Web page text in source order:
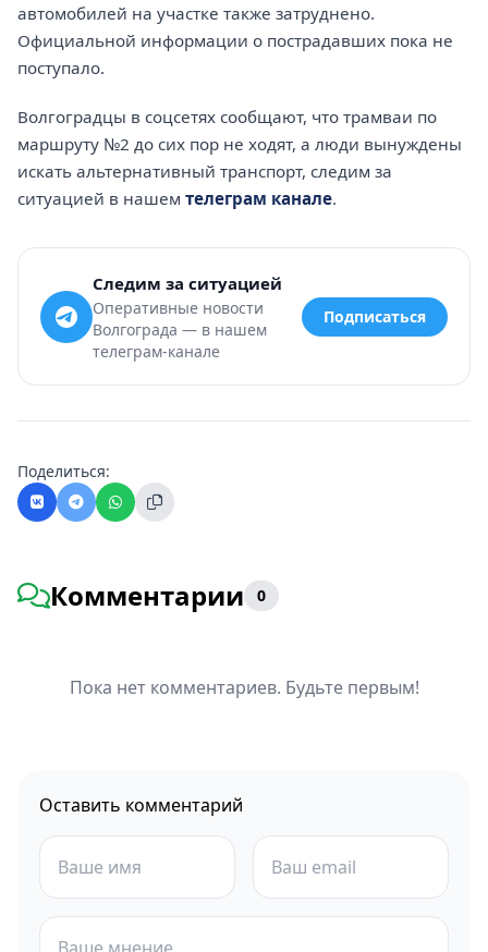
автомобилей на участке также затруднено.
Официальной информации о пострадавших пока не
поступало.
Волгоградцы в соцсетях сообщают, что трамваи по
маршруту №2 до сих пор не ходят, а люди вынуждены
искать альтернативный транспорт, следим за
ситуацией в нашем телеграм канале.
Следим за ситуацией
Оперативные новости
Волгограда — в нашем
телеграм-канале
Подписаться
Поделиться:
Комментарии 0
Пока нет комментариев. Будьте первым!
Оставить комментарий